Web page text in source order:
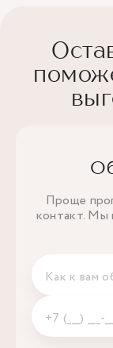
Проще
контакт. Мы